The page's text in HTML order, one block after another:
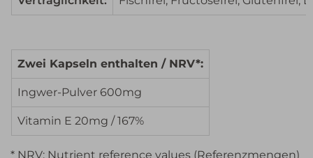
Zwei Kapseln enthalten / NRV*:
Ingwer-Pulver 600mg
Vitamin E 20mg / 167%
* NRV: Nutrient reference values (Referenzmengen)